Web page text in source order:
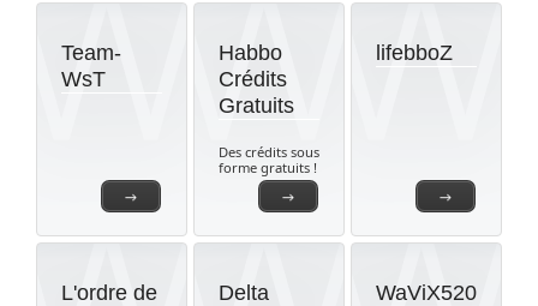
→
Team-
WsT
→
Habbo
Crédits
Gratuits
Des crédits sous
forme gratuits !
→
lifebboZ
L'ordre de
Delta
WaViX520